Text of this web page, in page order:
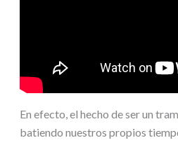
En efecto, el hecho de ser un
batiendo nuestros propios